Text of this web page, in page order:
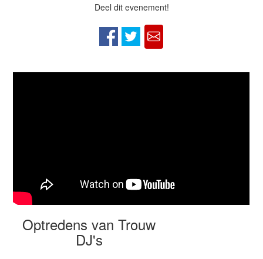
Deel dit evenement!
Optredens van Trouw
DJ's